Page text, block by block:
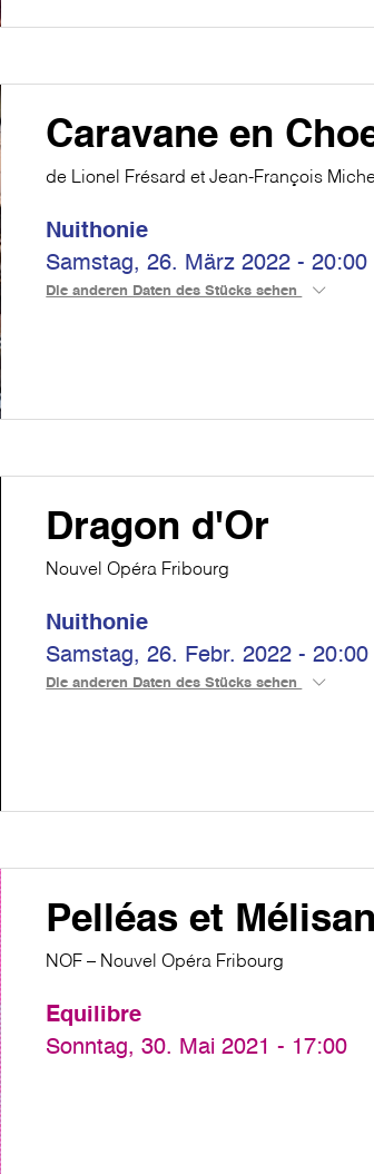
Caravane en
de Lionel Frésard et Jean-François
Nuithonie
Samstag, 26. März 2022 - 20:00
Die anderen Daten des Stücks sehen
Dragon d'Or
Nouvel Opéra Fribourg
Nuithonie
Samstag, 26. Febr. 2022 - 20:00
Die anderen Daten des Stücks sehen
Pelléas et
NOF – Nouvel Opéra Fribourg
Equilibre
Sonntag, 30. Mai 2021 - 17:00